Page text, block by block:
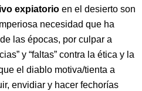
expiatorio en el desierto son
necesidad que ha
las épocas, por culpar a
y “faltas” contra la ética y la
el diablo motiva/tienta a
envidiar y hacer fechorías